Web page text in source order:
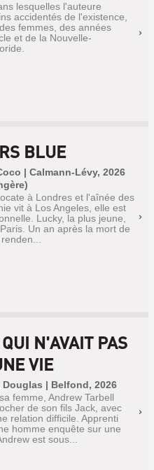
lesquelles l'auteure
accidentés de l'existence,
femmes, des années
et de la Nouvelle-
BLUE
| Calmann-Lévy, 2026
à Londres et l'aînée des
vit à Los Angeles, elle est
Lucky, la plus jeune,
Un an après la mort de
N'AVAIT PAS
VIE
| Belfond, 2026
femme, Andrew Tarbell
de son fils Jack, avec
relation difficile. Apprenti
homme enquête sur une
est sous...